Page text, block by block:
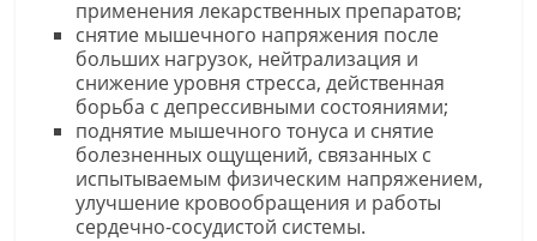
применения лекарственных препаратов;
снятие мышечного напряжения после
больших нагрузок, нейтрализация и
снижение уровня стресса, действенная
борьба с депрессивными состояниями;
поднятие мышечного тонуса и снятие
болезненных ощущений, связанных с
испытываемым физическим напряжением,
улучшение кровообращения и работы
сердечно-сосудистой системы.